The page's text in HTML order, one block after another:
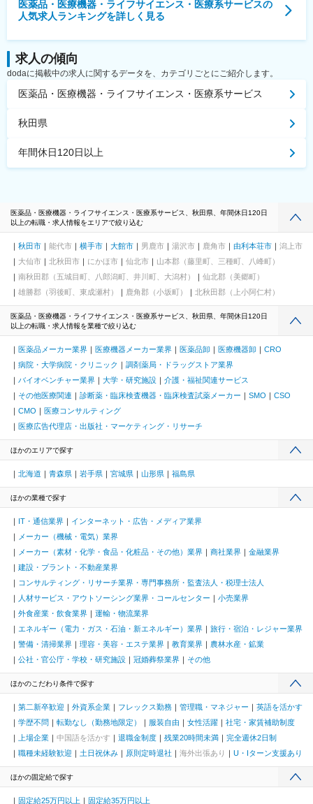
医薬品・医療機器・ライフサイエンス・医療系サービスの
人気求人ランキングを詳しく見る
求人の傾向
dodaに掲載中の求人に関するデータを、カテゴリごとにご紹介します。
医薬品・医療機器・ライフサイエンス・医療系サービス
秋田県
年間休日120日以上
医薬品・医療機器・ライフサイエンス・医療系サービス、秋田県、年間休日120日
以上の転職・求人情報をエリアで絞り込む
秋田市 能代市 横手市 大館市 男鹿市 湯沢市 鹿角市 由利本荘市
潟上市
大仙市
北秋田市 にかほ市 仙北市
山本郡（藤里町、三種町、八峰町）
南秋田郡（五城目町、八郎潟町、井川町、大潟村）
仙北郡（美郷町）
雄勝郡（羽後町、東成瀬村）
鹿角郡（小坂町） 北秋田郡（上小阿仁村）
医薬品・医療機器・ライフサイエンス・医療系サービス、秋田県、年間休日120日
以上の転職・求人情報を業種で絞り込む
医薬品メーカー業界 医療機器メーカー業界 医薬品卸 医療機器卸
CRO
病院・大学病院・クリニック
調剤薬局・ドラッグストア業界
バイオベンチャー業界
大学・研究施設
介護・福祉関連サービス
その他医療関連
診断薬・臨床検査機器・臨床検査試薬メーカー SMO
CSO
CMO
医療コンサルティング
医療広告代理店・出版社・マーケティング・リサーチ
ほかのエリアで探す
北海道 青森県 岩手県 宮城県 山形県 福島県
ほかの業種で探す
IT・通信業界
インターネット・広告・メディア業界
メーカー（機械・電気）業界
メーカー（素材・化学・食品・化粧品・その他）業界
商社業界
金融業界
建設・プラント・不動産業界
コンサルティング・リサーチ業界・専門事務所・監査法人・税理士法人
人材サービス・アウトソーシング業界・コールセンター
小売業界
外食産業・飲食業界
運輸・物流業界
エネルギー（電力・ガス・石油・新エネルギー）業界
旅行・宿泊・レジャー業界
警備・清掃業界
理容・美容・エステ業界 教育業界
農林水産・鉱業
公社・官公庁・学校・研究施設
冠婚葬祭業界 その他
ほかのこだわり条件で探す
第二新卒歓迎 外資系企業 フレックス勤務 管理職・マネジャー
英語を活かす
学歴不問
転勤なし（勤務地限定） 服装自由 女性活躍
社宅・家賃補助制度
上場企業
中国語を活かす 退職金制度 残業20時間未満
完全週休2日制
職種未経験歓迎
土日祝休み 原則定時退社 海外出張あり U・Iターン支援あり
ほかの固定給で探す
固定給25万円以上 固定給35万円以上